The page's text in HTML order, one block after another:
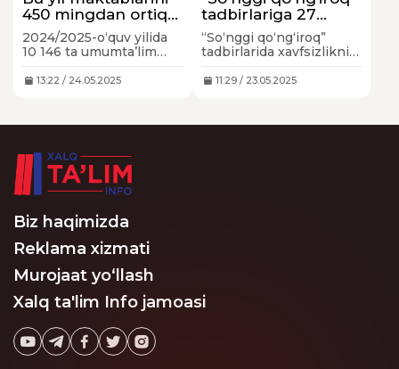
450 mingdan ortiq
o‘quvchi tamomladi
2024/2025-o‘quv yilida
10 146 ta umumta’lim
632 946 nafar, 11-sinfini
13:22 / 24.05.2025
tadbirlariga 27
mingdan ortiq IIV
xodimlari jalb etiladi
“So‘nggi qo‘ng‘iroq”
tadbirlarida xavfsizlikni
mingdan ortiq IIV, Milliy
jalb etiladi.
11:29 / 23.05.2025
Biz haqimizda
Reklama xizmati
Murojaat yo‘llash
Xalq ta'lim Info jamoasi